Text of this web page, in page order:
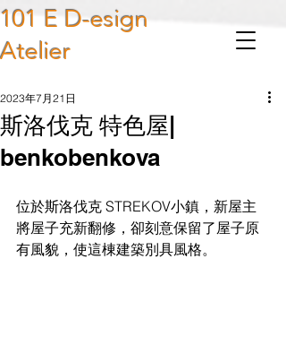
101 E D-esign
Atelier
斯洛伐克 特色屋|
benkobenkova
2023年7月21日
位於斯洛伐克 STREKOV小鎮，新屋主
將屋子充新翻修，卻刻意保留了屋子原
有風貌，使這棟建築別具風格。